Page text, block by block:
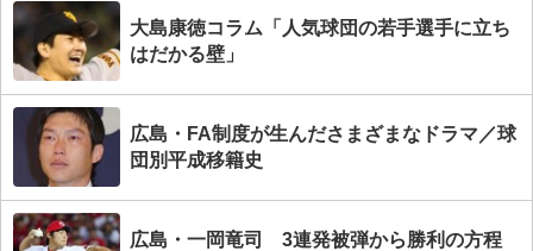
大島康徳コラム「人気球団の若手選手に立ち
はだかる壁」
広島・FA制度が生んださまざまなドラマ／球
団別平成移籍史
広島・一岡竜司 3連発被弾から勝利の方程